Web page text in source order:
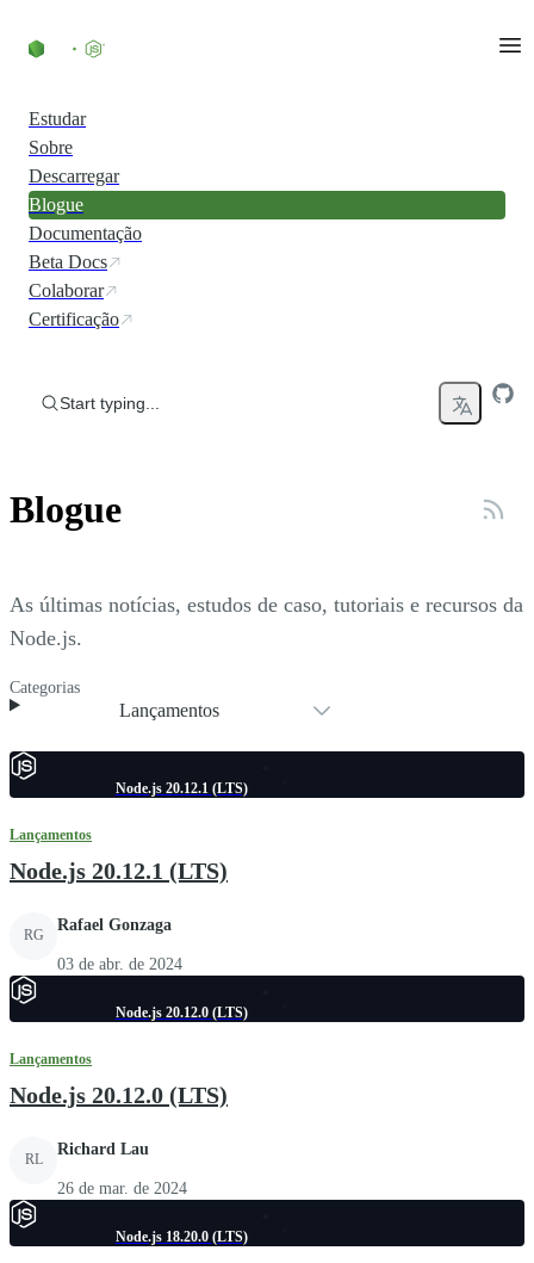
Estudar
Sobre
Descarregar
Blogue
Documentação
Beta Docs
Colaborar
Certificação
Start typing...
Blogue
As últimas notícias, estudos de caso, tutoriais e recursos da
Node.js.
Categorias
Lançamentos
Node.js 20.12.1 (LTS)
Lançamentos
Node.js 20.12.1 (LTS)
RG
Rafael Gonzaga
03 de abr. de 2024
Node.js 20.12.0 (LTS)
Lançamentos
Node.js 20.12.0 (LTS)
RL
Richard Lau
26 de mar. de 2024
Node.js 18.20.0 (LTS)